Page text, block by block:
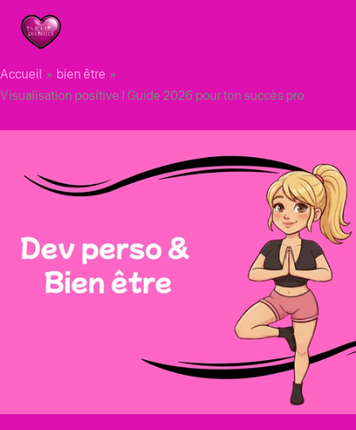
contenu
Accueil
bien être
Visualisation positive | Guide 2026 pour ton succès pro